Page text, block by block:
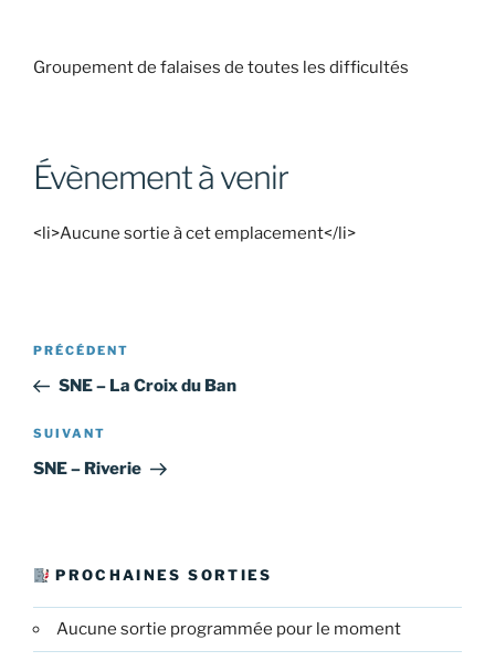
Groupement de falaises de toutes les difficultés
Évènement à venir
<li>Aucune sortie à cet emplacement</li>
Navigation
l’article
Article
précédent
PRÉCÉDENT
SNE – La Croix du Ban
Article
suivant
SUIVANT
SNE – Riverie
PROCHAINES SORTIES
Aucune sortie programmée pour le moment